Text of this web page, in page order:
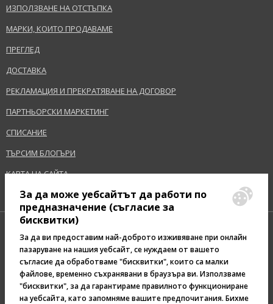
ИЗПОЛЗВАНЕ НА ОТСТЪПКА
МАРКИ, КОИТО ПРОДАВАМЕ
ПРЕГЛЕД
ДОСТАВКА
РЕКЛАМАЦИЯ И ПРЕКРАТЯВАНЕ НА ДОГОВОР
ПАРТНЬОРСКИ МАРКЕТИНГ
СПИСАНИЕ
ТЪРСИМ БЛОГЪРИ
КАРТА НА САЙТА
Pazaruvaj - Надежден
помощник за покупки
За да може уебсайтът да работи по
предназначение (съгласие за
бисквитки)
За да ви предоставим най-доброто изживяване при онлайн
пазаруване на нашия уебсайт, се нуждаем от вашето
съгласие да обработваме "бисквитки", които са малки
файлове, временно съхранявани в браузъра ви. Използваме
"бисквитки", за да гарантираме правилното функциониране
на уебсайта, като запомняме вашите предпочитания. Бихме